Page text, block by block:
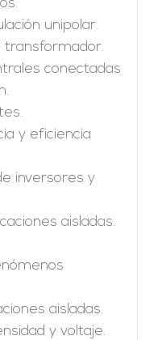
unipolar.
transformador.
conectadas
y eficiencia
inversores y
aisladas.
aisladas.
y voltaje.